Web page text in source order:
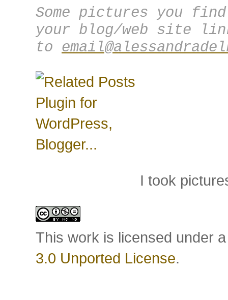
Some pictures you
your blog/web site
to
I took
This work is licensed under
3.0 Unported License.